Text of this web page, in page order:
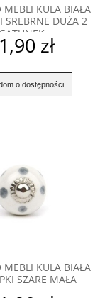
MEBLI KULA BIAŁA
SREBRNE DUŻA 2
GATUNEKzł
o dostępności
MEBLI KULA BIAŁA
SZARE MAŁA